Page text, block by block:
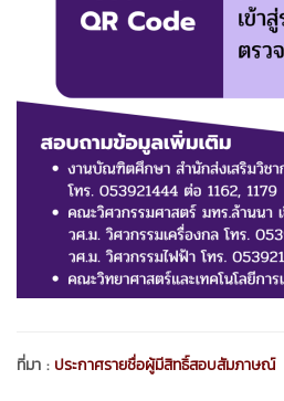
ที่มา : ประกาศรายชื่อผู้มีสิทธิ์สอบสัมภาษณ์